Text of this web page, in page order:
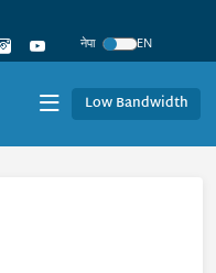
नेपा
EN
Low Bandwidth